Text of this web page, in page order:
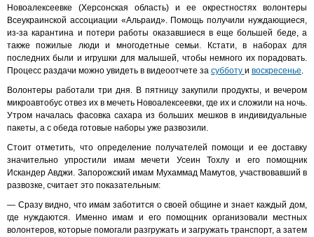
Новоалексеевке (Херсонская область) и ее окрестностях волонтеры
Всеукраинской ассоциации «Альраид». Помощь получили нуждающиеся,
из-за карантина и потери работы оказавшиеся в еще большей беде, а
также пожилые люди и многодетные семьи. Кстати, в наборах для
последних были и игрушки для малышей, чтобы немного их порадовать.
Процесс раздачи можно увидеть в видеоотчете за субботу и воскресенье.
Волонтеры работали три дня. В пятницу закупили продукты, и вечером
микроавтобус отвез их в мечеть Новоалексеевки, где их и сложили на ночь.
Утром началась фасовка сахара из больших мешков в индивидуальные
пакеты, а с обеда готовые наборы уже развозили.
Стоит отметить, что определение получателей помощи и ее доставку
значительно упростили имам мечети Усеин Тохлу и его помощник
Искандер Авджи. Запорожский имам Мухаммад Мамутов, участвовавший в
развозке, считает это показательным:
— Сразу видно, что имам заботится о своей общине и знает каждый дом,
где нуждаются. Именно имам и его помощник организовали местных
волонтеров, которые помогали разгружать и загружать транспорт, а затем